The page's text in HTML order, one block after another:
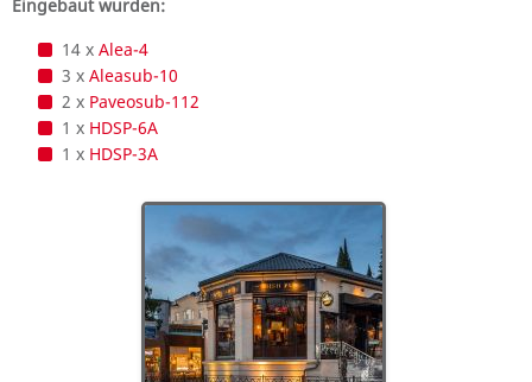
Eingebaut wurden:
14 x Alea-4
3 x Aleasub-10
2 x Paveosub-112
1 x HDSP-6A
1 x HDSP-3A